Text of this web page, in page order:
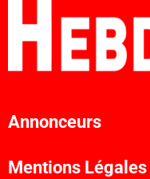
Annonceurs
Mentions Légales